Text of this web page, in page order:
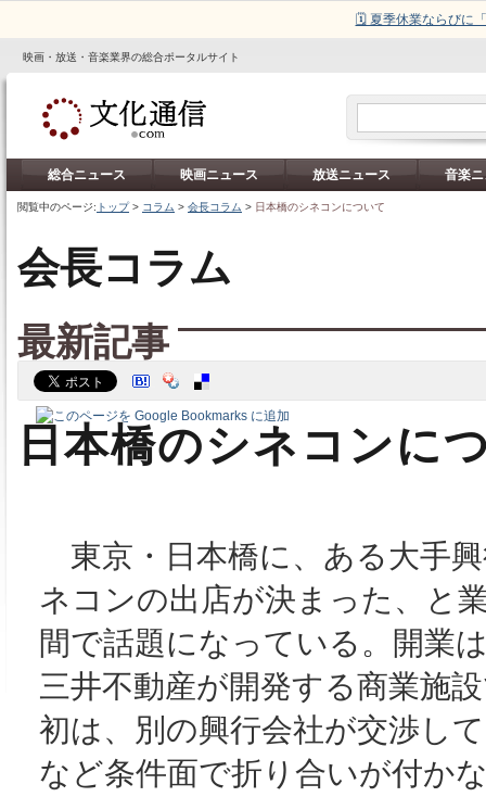
🗓️ 夏季休業ならびに
映画・放送・音楽業界の総合ポータルサイト
総合ニュース 映画ニュース 放送ニュース 音楽
閲覧中のページ: トップ> コラム > 会長コラム > 日本橋のシネコンについて
会長コラム
最新記事
日本橋のシネコンに
東京・日本橋に、ある大手
ネコンの出店が決まった、と
間で話題になっている。開業
三井不動産が開発する商業施
初は、別の興行会社が交渉し
など条件面で折り合いが付か